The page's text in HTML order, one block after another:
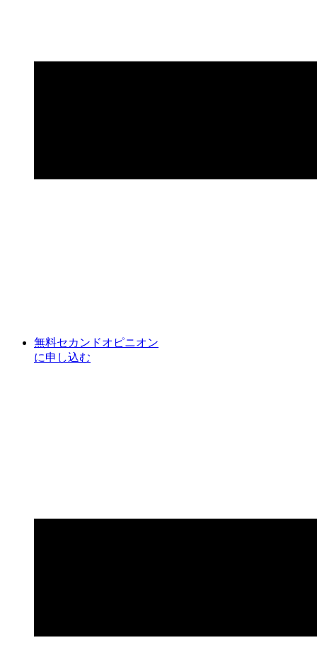
無料セカンドオピニオン
に申し込む